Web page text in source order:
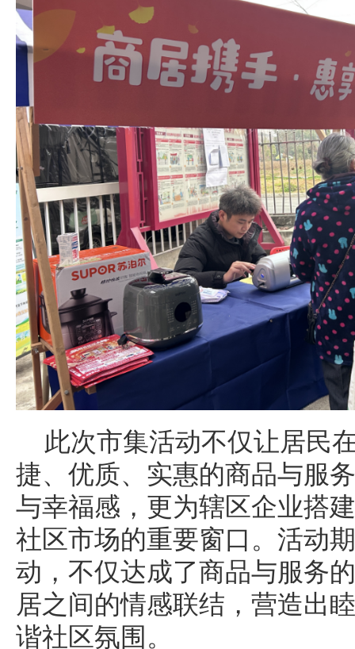
此次市集活动不仅让居民
捷、优质、实惠的商品与服
与幸福感，更为辖区企业搭
社区市场的重要窗口。活动
动，不仅达成了商品与服务
居之间的情感联结，营造出
谐社区氛围。